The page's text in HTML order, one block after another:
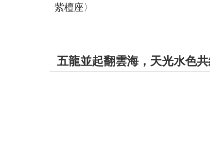
紫檀座〉
五龍並起翻雲海，天光水色